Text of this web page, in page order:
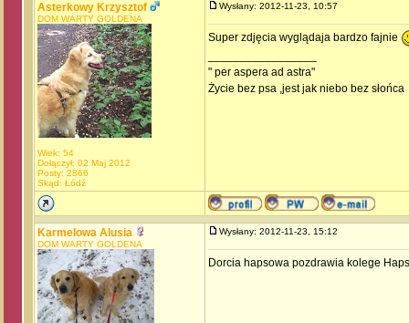
Asterkowy Krzysztof
DOM WARTY GOLDENA
Wiek: 54
Dołączył: 02 Maj 2012
Posty: 2866
Skąd: Łódź
Wysłany: 2012-11-23, 10:57
Super zdjęcia wyglądaja bardzo fajnie
" per aspera ad astra"
Życie bez psa ,jest jak niebo bez słońca
Karmelowa Alusia
DOM WARTY GOLDENA
Wysłany: 2012-11-23, 15:12
Dorcia hapsowa pozdrawia kolege